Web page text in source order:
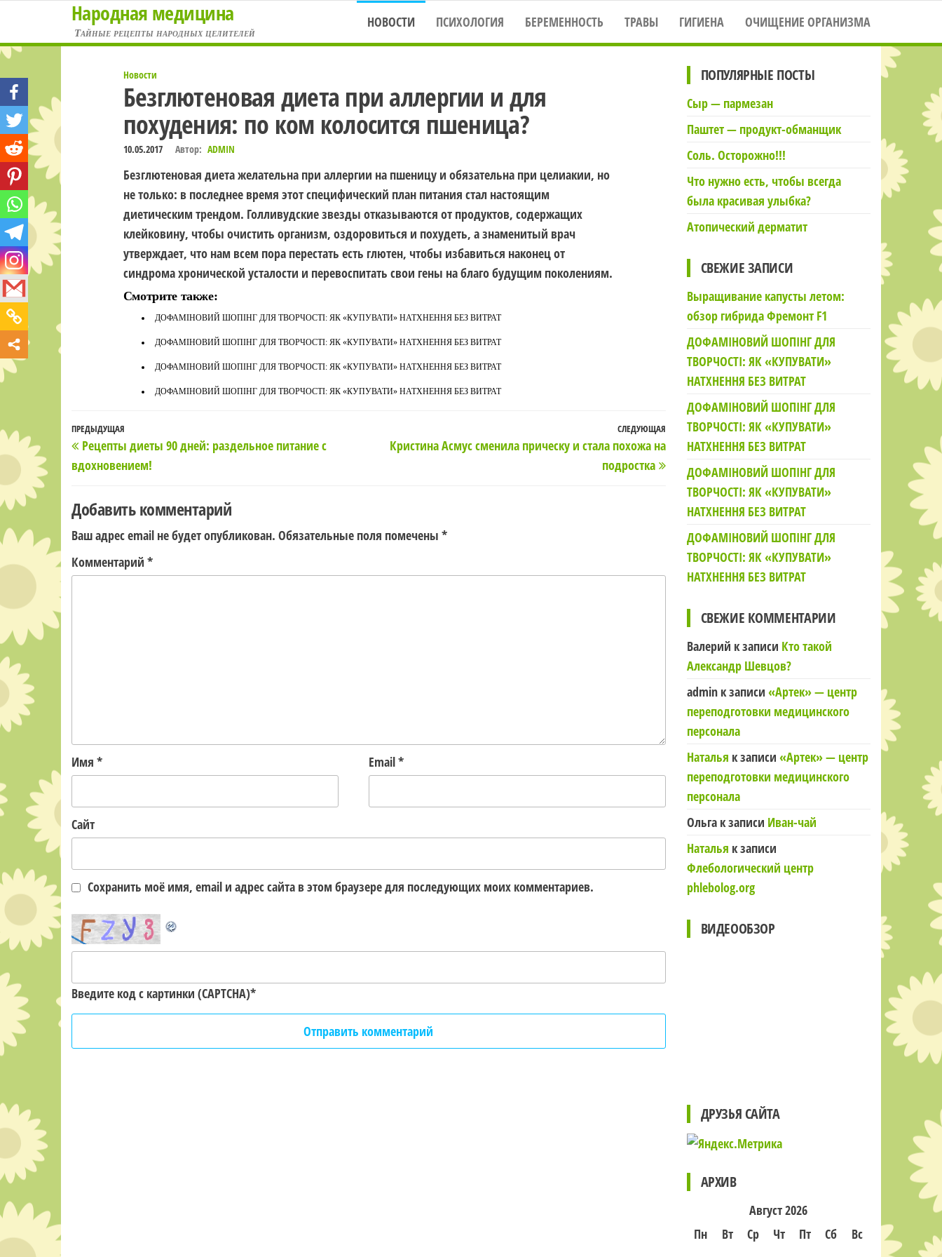
содержимому
Народная медицина
Тайные рецепты народных целителей
НОВОСТИ ПСИХОЛОГИЯ БЕРЕМЕННОСТЬ ТРАВЫ ГИГИЕНА ОЧИЩЕНИЕ ОРГАНИЗМА
Новости
Безглютеновая диета при аллергии и для
похудения: по ком колосится пшеница?
10.05.2017 Автор: ADMIN
Безглютеновая диета желательна при аллергии на пшеницу и обязательна при целиакии, но
не только: в последнее время этот специфический план питания стал настоящим
диетическим трендом. Голливудские звезды отказываются от продуктов, содержащих
клейковину, чтобы очистить организм, оздоровиться и похудеть, а знаменитый врач
утверждает, что нам всем пора перестать есть глютен, чтобы избавиться наконец от
синдрома хронической усталости и перевоспитать свои гены на благо будущим поколениям.
Смотрите также:
ДОФАМІНОВИЙ ШОПІНГ ДЛЯ ТВОРЧОСТІ: ЯК «КУПУВАТИ» НАТХНЕННЯ БЕЗ ВИТРАТ
ДОФАМІНОВИЙ ШОПІНГ ДЛЯ ТВОРЧОСТІ: ЯК «КУПУВАТИ» НАТХНЕННЯ БЕЗ ВИТРАТ
ДОФАМІНОВИЙ ШОПІНГ ДЛЯ ТВОРЧОСТІ: ЯК «КУПУВАТИ» НАТХНЕННЯ БЕЗ ВИТРАТ
ДОФАМІНОВИЙ ШОПІНГ ДЛЯ ТВОРЧОСТІ: ЯК «КУПУВАТИ» НАТХНЕННЯ БЕЗ ВИТРАТ
Навигация
по
записям
Предыдущая
запись
ПРЕДЫДУЩАЯ
Рецепты диеты 90 дней: раздельное питание с
вдохновением!
Следующая
запись
СЛЕДУЮЩАЯ
Кристина Асмус сменила прическу и стала похожа на
подростка
Добавить комментарий
Ваш адрес email не будет опубликован. Обязательные поля помечены *
Комментарий *
Имя * Email*
Сайт
Сохранить моё имя, email и адрес сайта в этом браузере для последующих моих комментариев.
Введите код с картинки (CAPTCHA)*
ПОПУЛЯРНЫЕ ПОСТЫ
Сыр — пармезан
Паштет — продукт-обманщик
Соль. Осторожно!!!
Что нужно есть, чтобы всегда
была красивая улыбка?
Атопический дерматит
СВЕЖИЕ ЗАПИСИ
Выращивание капусты летом:
обзор гибрида Фремонт F1
ДОФАМІНОВИЙ ШОПІНГ ДЛЯ
ТВОРЧОСТІ: ЯК «КУПУВАТИ»
НАТХНЕННЯ БЕЗ ВИТРАТ
ДОФАМІНОВИЙ ШОПІНГ ДЛЯ
ТВОРЧОСТІ: ЯК «КУПУВАТИ»
НАТХНЕННЯ БЕЗ ВИТРАТ
ДОФАМІНОВИЙ ШОПІНГ ДЛЯ
ТВОРЧОСТІ: ЯК «КУПУВАТИ»
НАТХНЕННЯ БЕЗ ВИТРАТ
ДОФАМІНОВИЙ ШОПІНГ ДЛЯ
ТВОРЧОСТІ: ЯК «КУПУВАТИ»
НАТХНЕННЯ БЕЗ ВИТРАТ
СВЕЖИЕ КОММЕНТАРИИ
Валерий к записи Кто такой
Александр Шевцов?
adminк записи «Артек» — центр
переподготовки медицинского
персонала
Наталья к записи «Артек» — центр
переподготовки медицинского
персонала
Ольгак записи Иван-чай
Наталья к записи
Флебологический центр
phlebolog.org
ВИДЕООБЗОР
ДРУЗЬЯ САЙТА
АРХИВ
Август 2026
Пн
Вт Ср Чт Пт Сб
Вс